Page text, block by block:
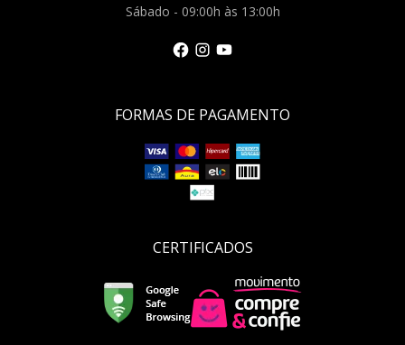
Sábado - 09:00h às 13:00h
FORMAS DE PAGAMENTO
CERTIFICADOS